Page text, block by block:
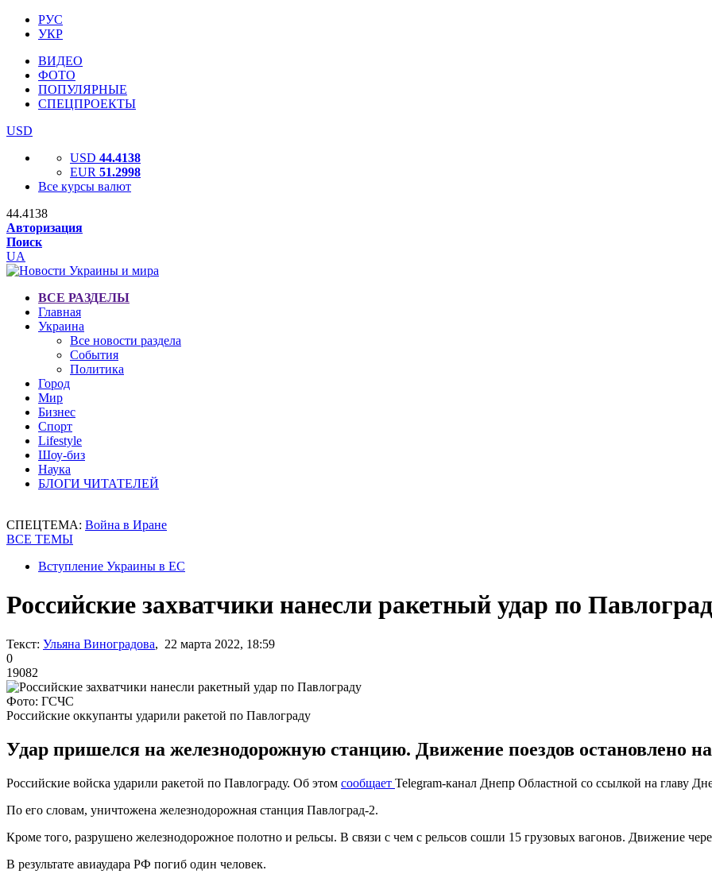
РУС
УКР
ВИДЕО
ФОТО
ПОПУЛЯРНЫЕ
СПЕЦПРОЕКТЫ
USD
USD 44.4138
EUR 51.2998
Все курсы валют
44.4138
Авторизация
Поиск
UA
ВСЕ РАЗДЕЛЫ
Главная
Украина
Все новости раздела
События
Политика
Город
Мир
Бизнес
Спорт
Lifestyle
Шоу-биз
Наука
БЛОГИ ЧИТАТЕЛЕЙ
СПЕЦТЕМА: Война в Иране
ВСЕ ТЕМЫ
Вступление Украины в ЕС
Российские захватчики нанесли ракетный удар по
Текст: Ульяна Виноградова, 22 марта 2022, 18:59
0
19082
Фото: ГСЧС
Российские оккупанты ударили ракетой по Павлограду
Удар пришелся на железнодорожную станцию. Движение поездов остановлено
Российские войска ударили ракетой по Павлограду. Об этом сообщает Telegram-канал Днепр Областной со ссылкой на главу
По его словам, уничтожена железнодорожная станция Павлоград-2.
Кроме того, разрушено железнодорожное полотно и рельсы. В связи с чем с рельсов сошли 15 грузовых вагонов. Движение
В результате авиаудара РФ погиб один человек.